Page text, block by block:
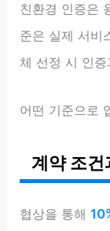
친환경 인증은
준은 실제 서비
체 선정 시 인
어떤 기준으로
계약 조건
협상을 통해